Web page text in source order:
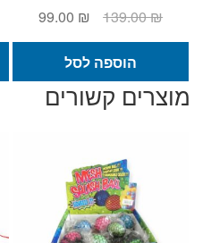
139.00₪
המחיר
המקורי
היה:
139.00 ₪.
99.00 ₪
המחיר
הנוכחי
99.00 ₪.
הוספה לסל
מוצרים קשורים